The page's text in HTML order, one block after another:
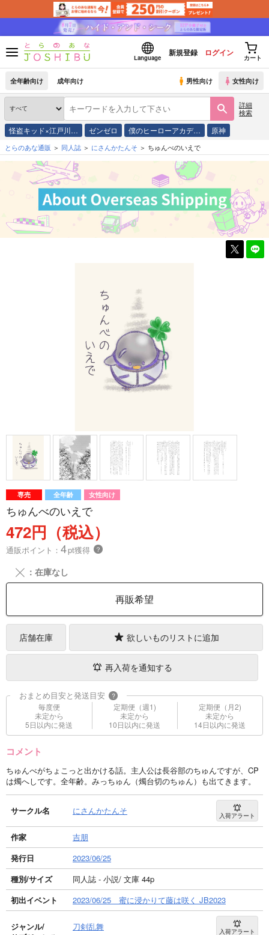
Language
新規登録 ログイン
カート
全年齢向け 成年向け 男性向け 女性向け
詳細
検索
怪盗キッド×江戸川… ゼンゼロ 僕のヒーローアカデ… 原神
とらのあな通販 同人誌 にさんかたんそ ちゅんべのいえで
専売 全年齢 女性向け
ちゅんべのいえで
472円（税込）
通販ポイント： 4pt獲得 ？
╳ ：在庫なし
再販希望
店舗在庫 欲しいものリストに追加
再入荷を通知する
おまとめ目安と発送目安 ?
毎度便
未定から
5日以内に発送
定期便（週1)
未定から
10日以内に発送
定期便（月2)
未定から
14日以内に発送
コメント
ちゅんべがちょこっと出かける話。主人公は長谷部のちゅんですが、CP
は燭へしです。全年齢。みっちゅん（燭台切のちゅん）も出てきます。
サークル名 にさんかたんそ 入荷アラート
作家
吉朋
発行日
2023/06/25
種別/サイズ
同人誌 - 小説/ 文庫 44p
初出イベント
2023/06/25 蜜に浸かりて藤は咲く JB2023
ジャンル/
刀剣乱舞 入荷アラート